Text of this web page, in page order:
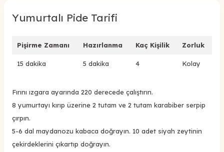
Yumurtalı Pide Tarifi
Pişirme Zamanı Hazırlanma Kaç Kişilik Zorluk
15 dakika 5 dakika 4 Kolay
Fırını ızgara ayarında 220 derecede çalıştırın.
8 yumurtayı kırıp üzerine 2 tutam ve 2 tutam karabiber serpip
çırpın.
5-6 dal maydanozu kabaca doğrayın. 10 adet siyah zeytinin
çekirdeklerini çıkartıp doğrayın.